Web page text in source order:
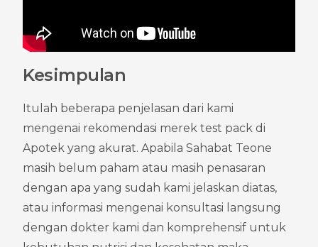
Kesimpulan
Itulah beberapa penjelasan dari kami
mengenai rekomendasi merek test pack di
Apotek yang akurat. Apabila Sahabat Teone
masih belum paham atau masih penasaran
dengan apa yang sudah kami jelaskan diatas,
atau informasi mengenai konsultasi langsung
dengan dokter kami dan komprehensif untuk